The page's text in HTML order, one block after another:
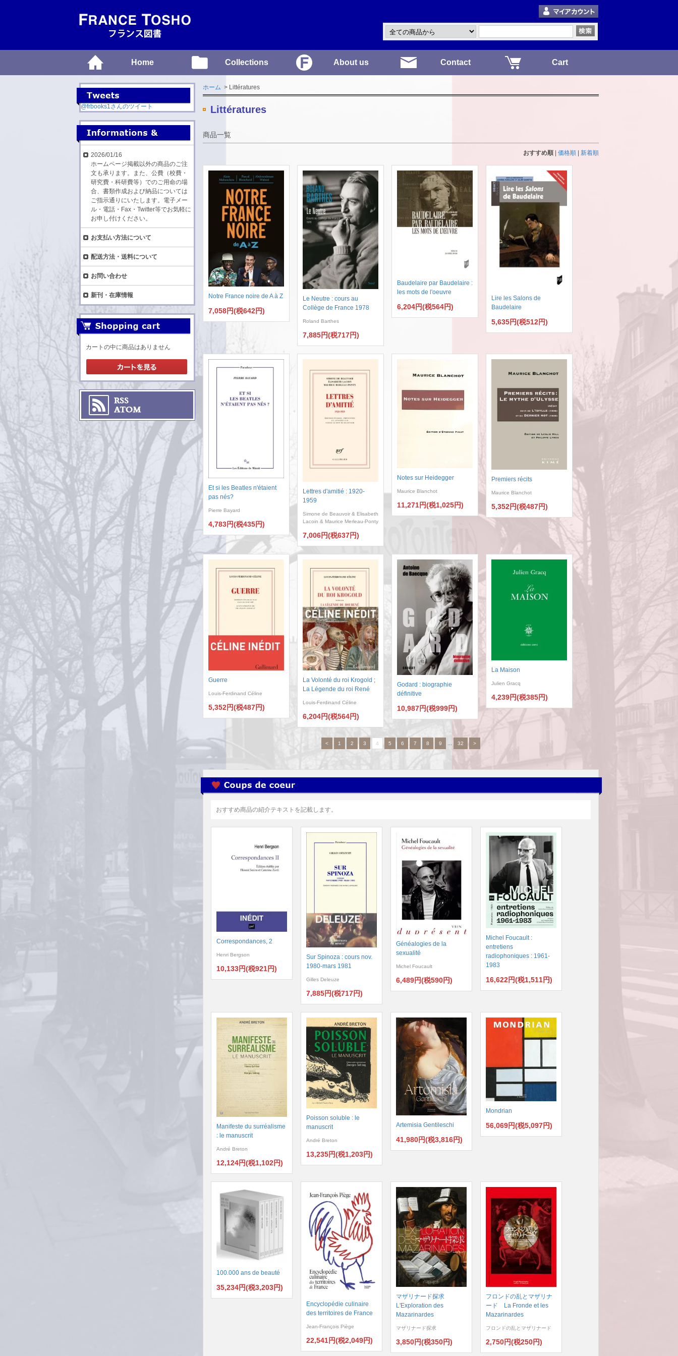
Home Collections About us Contact Cart
ホーム > Littératures
Littératures
商品一覧
おすすめ順 価格順 新着順
Notre France noire de A à Z
7,058円(税642円)
Le Neutre : cours au
Collège de France 1978
Roland Barthes
7,885円(税717円)
Baudelaire par Baudelaire :
les mots de l'oeuvre
6,204円(税564円)
Lire les Salons de
Baudelaire
5,635円(税512円)
Et si les Beatles n'étaient
pas nés?
Pierre Bayard
4,783円(税435円)
Lettres d'amitié : 1920-
1959
Simone de Beauvoir & Elisabeth
Lacoin & Maurice Merleau-Ponty
7,006円(税637円)
Notes sur Heidegger
Maurice Blanchot
11,271円(税1,025円)
Premiers récits
Maurice Blanchot
5,352円(税487円)
Guerre
Louis-Ferdinand Céline
5,352円(税487円)
La Volonté du roi Krogold ;
La Légende du roi René
Louis-Ferdinand Céline
6,204円(税564円)
Godard : biographie
définitive
10,987円(税999円)
La Maison
Julien Gracq
4,239円(税385円)
< 1 2 3 4 5 6 7 8 9 32 >
おすすめ商品の紹介テキストを記載します。
Correspondances, 2
Henri Bergson
10,133円(税921円)
Sur Spinoza : cours nov.
1980-mars 1981
Gilles Deleuze
7,885円(税717円)
Généalogies de la
sexualité
Michel Foucault
6,489円(税590円)
Michel Foucault :
entretiens
radiophoniques : 1961-
1983
16,622円(税1,511円)
Manifeste du surréalisme
: le manuscrit
André Breton
12,124円(税1,102円)
Poisson soluble : le
manuscrit
André Breton
13,235円(税1,203円)
Artemisia Gentileschi
41,980円(税3,816円)
Mondrian
56,069円(税5,097円)
100.000 ans de beauté
35,234円(税3,203円)
Encyclopédie culinaire
des territoires de France
Jean-François Piège
22,541円(税2,049円)
マザリナード探求
L'Exploration des
Mazarinardes
マザリナード探求
3,850円(税350円)
フロンドの乱とマザリナ
ード La Fronde et les
Mazarinardes
フロンドの乱とマザリナード
2,750円(税250円)
@frbooks1さんのツイート
2026/01/16
ホームページ掲載以外の商品のご注
文も承ります。また、公費（校費・
研究費・科研費等）でのご用命の場
合、書類作成および納品については
ご指示通りにいたします。電子メー
ル・電話・Fax・Twitter等でお気軽に
お申し付けください。
お支払い方法について
配送方法・送料について
お問い合わせ
新刊・在庫情報
カートの中に商品はありません